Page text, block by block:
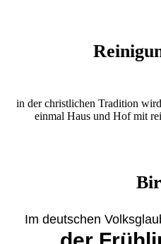
in der christlichen Tradition
einmal Haus und Hof mit
Im deutschen